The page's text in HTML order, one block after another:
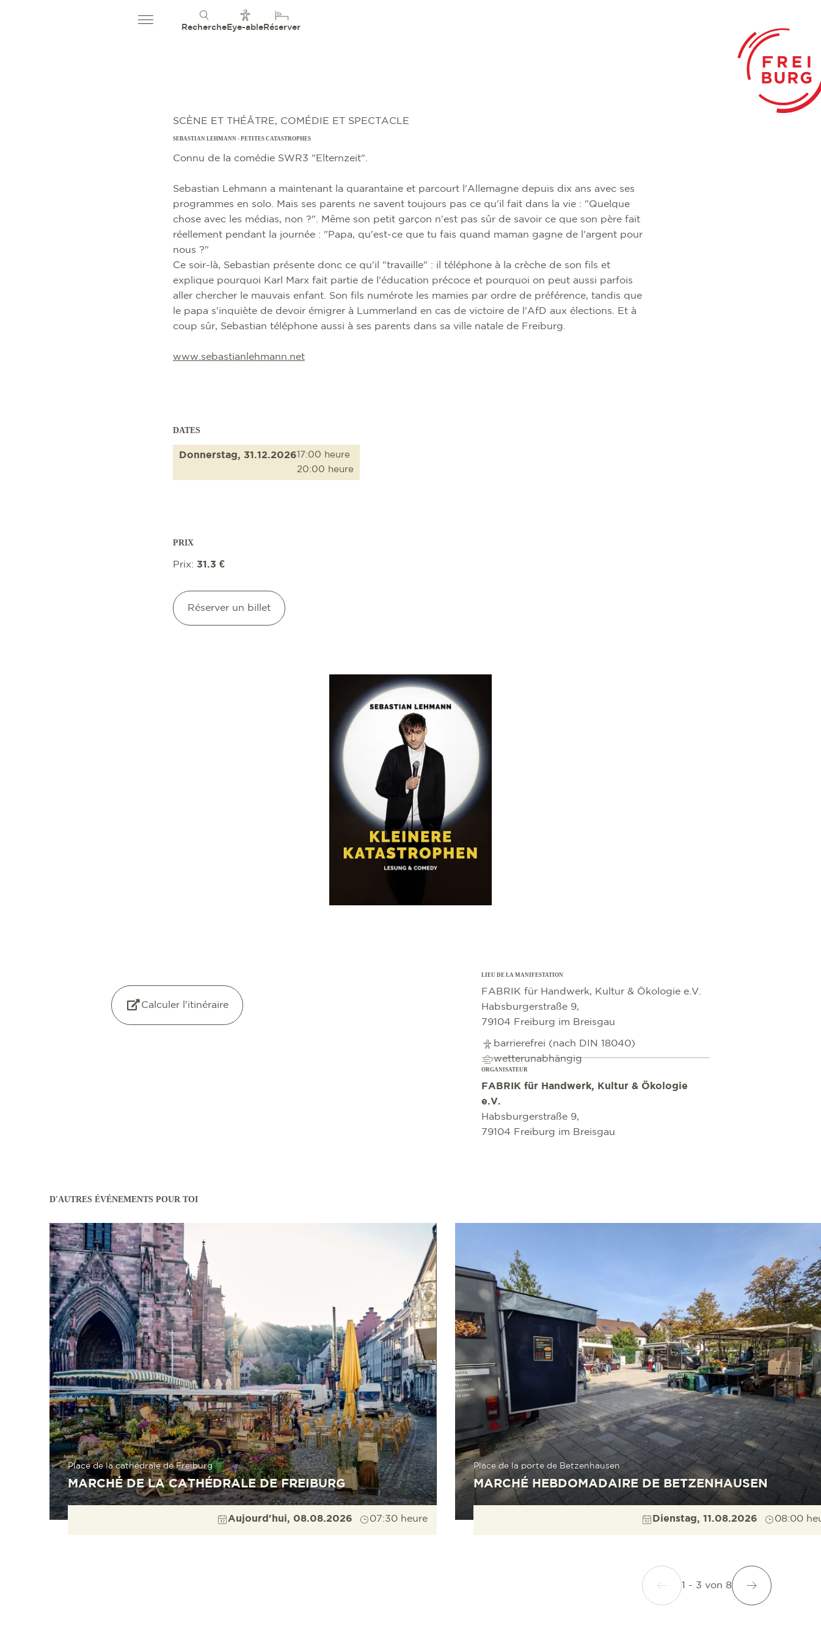
Recherche Eye-able Réserver
SCÈNE ET THÉÂTRE, COMÉDIE ET SPECTACLE
SEBASTIAN LEHMANN - PETITES CATASTROPHES
Connu de la comédie SWR3 "Elternzeit".
Sebastian Lehmann a maintenant la quarantaine et parcourt l'Allemagne depuis dix ans avec ses
programmes en solo. Mais ses parents ne savent toujours pas ce qu'il fait dans la vie : "Quelque
chose avec les médias, non ?". Même son petit garçon n'est pas sûr de savoir ce que son père fait
réellement pendant la journée : "Papa, qu'est-ce que tu fais quand maman gagne de l'argent pour
nous ?"
Ce soir-là, Sebastian présente donc ce qu'il "travaille" : il téléphone à la crèche de son fils et
explique pourquoi Karl Marx fait partie de l'éducation précoce et pourquoi on peut aussi parfois
aller chercher le mauvais enfant. Son fils numérote les mamies par ordre de préférence, tandis que
le papa s'inquiète de devoir émigrer à Lummerland en cas de victoire de l'AfD aux élections. Et à
coup sûr, Sebastian téléphone aussi à ses parents dans sa ville natale de Freiburg.
www.sebastianlehmann.net
DATES
Donnerstag, 31.12.202617:00 heure
20:00 heure
PRIX
Prix: 31.3 €
Réserver un billet
Calculer l'itinéraire
LIEU DE LA MANIFESTATION
FABRIK für Handwerk, Kultur & Ökologie e.V.
Habsburgerstraße 9,
79104 Freiburg im Breisgau
barrierefrei (nach DIN 18040)
wetterunabhängig
ORGANISATEUR
FABRIK für Handwerk, Kultur & Ökologie
e.V.
Habsburgerstraße 9,
79104 Freiburg im Breisgau
D'AUTRES ÉVÉNEMENTS POUR TOI
Place de la cathédrale de Freiburg
MARCHÉ DE LA CATHÉDRALE DE FREIBURG
Aujourd'hui, 08.08.2026 07:30 heure
En savoir plus
Place de la porte de Betzenhausen
MARCHÉ HEBDOMADAIRE DE BETZENHAUSEN
Dienstag, 11.08.2026 08:00
1 - 3 von 8